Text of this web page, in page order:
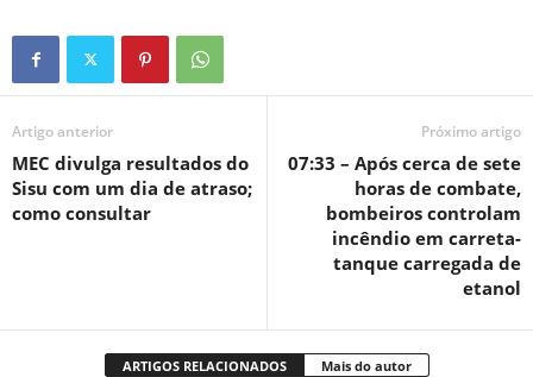
Artigo anterior
MEC divulga resultados do
Sisu com um dia de atraso;
como consultar
Próximo artigo
07:33 – Após cerca de sete
horas de combate,
bombeiros controlam
incêndio em carreta-
tanque carregada de
etanol
ARTIGOS RELACIONADOS Mais do autor